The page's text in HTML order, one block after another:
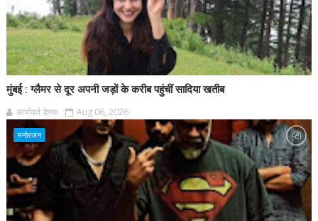
मुंबई : ग्लैमर से दूर अपनी जड़ों के करीब पहुंचीं सादिया खतीब
आर्यावर्त डेस्क Aug 06, 2026
मनोरंजन